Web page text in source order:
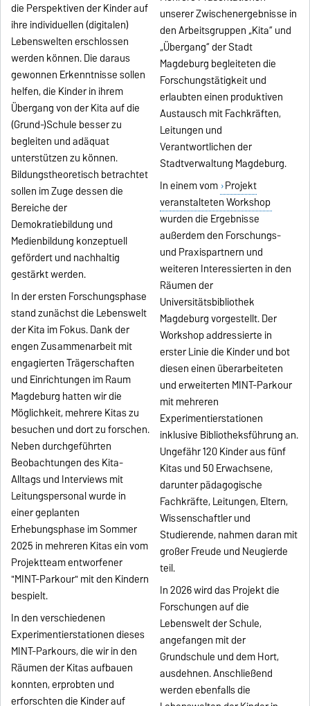
die Perspektiven der Kinder auf
ihre individuellen (digitalen)
Lebenswelten erschlossen
werden können. Die daraus
gewonnen Erkenntnisse sollen
helfen, die Kinder in ihrem
Übergang von der Kita auf die
(Grund-)Schule besser zu
begleiten und adäquat
unterstützen zu können.
Bildungstheoretisch betrachtet
sollen im Zuge dessen die
Bereiche der
Demokratiebildung und
Medienbildung konzeptuell
gefördert und nachhaltig
gestärkt werden.
In der ersten Forschungsphase
stand zunächst die Lebenswelt
der Kita im Fokus. Dank der
engen Zusammenarbeit mit
engagierten Trägerschaften
und Einrichtungen im Raum
Magdeburg hatten wir die
Möglichkeit, mehrere Kitas zu
besuchen und dort zu forschen.
Neben durchgeführten
Beobachtungen des Kita-
Alltags und Interviews mit
Leitungspersonal wurde in
einer geplanten
Erhebungsphase im Sommer
2025 in mehreren Kitas ein vom
Projektteam entworfener
"MINT-Parkour" mit den Kindern
bespielt.
In den verschiedenen
Experimentierstationen dieses
MINT-Parkours, die wir in den
Räumen der Kitas aufbauen
konnten, erprobten und
erforschten die Kinder auf
unserer Zwischenergebnisse in
den Arbeitsgruppen „Kita“ und
„Übergang“ der Stadt
Magdeburg begleiteten die
Forschungstätigkeit und
erlaubten einen produktiven
Austausch mit Fachkräften,
Leitungen und
Verantwortlichen der
Stadtverwaltung Magdeburg.
In einem vom Projekt
veranstalteten Workshop
wurden die Ergebnisse
außerdem den Forschungs-
und Praxispartnern und
weiteren Interessierten in den
Räumen der
Universitätsbibliothek
Magdeburg vorgestellt. Der
Workshop addressierte in
erster Linie die Kinder und bot
diesen einen überarbeiteten
und erweiterten MINT-Parkour
mit mehreren
Experimentierstationen
inklusive Bibliotheksführung an.
Ungefähr 120 Kinder aus fünf
Kitas und 50 Erwachsene,
darunter pädagogische
Fachkräfte, Leitungen, Eltern,
Wissenschaftler und
Studierende, nahmen daran mit
großer Freude und Neugierde
teil.
In 2026 wird das Projekt die
Forschungen auf die
Lebenswelt der Schule,
angefangen mit der
Grundschule und dem Hort,
ausdehnen. Anschließend
werden ebenfalls die